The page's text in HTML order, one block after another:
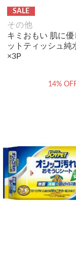
SALE
その他
キミおもい 肌に優
ットティッシュ純
×3P
14%